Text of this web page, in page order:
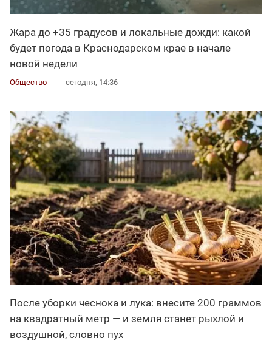
Жара до +35 градусов и локальные дожди: какой
будет погода в Краснодарском крае в начале
новой недели
Общество сегодня, 14:36
После уборки чеснока и лука: внесите 200 граммов
на квадратный метр — и земля станет рыхлой и
воздушной, словно пух